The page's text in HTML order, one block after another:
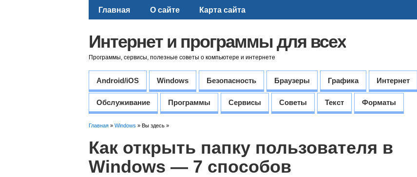
Главная О сайте Карта сайта
Интернет и программы для всех
Программы, сервисы, полезные советы о компьютере и интернете
Android/iOS Windows Безопасность Браузеры Графика Интернет
Обслуживание Программы Сервисы Советы Текст Форматы
Главная » Windows » Вы здесь »
Как открыть папку пользователя в
Windows — 7 способов